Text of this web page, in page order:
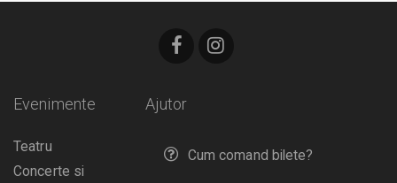
Ajutor
Cum comand bilete?
Evenimente
Teatru
Concerte si